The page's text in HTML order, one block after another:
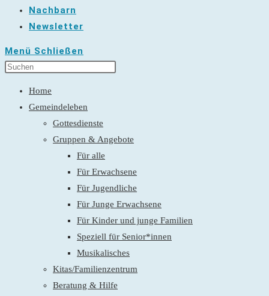
Nachbarn
Newsletter
Menü Schließen
Home
Gemeindeleben
Gottesdienste
Gruppen & Angebote
Für alle
Für Erwachsene
Für Jugendliche
Für Junge Erwachsene
Für Kinder und junge Familien
Speziell für Senior*innen
Musikalisches
Kitas/Familienzentrum
Beratung & Hilfe